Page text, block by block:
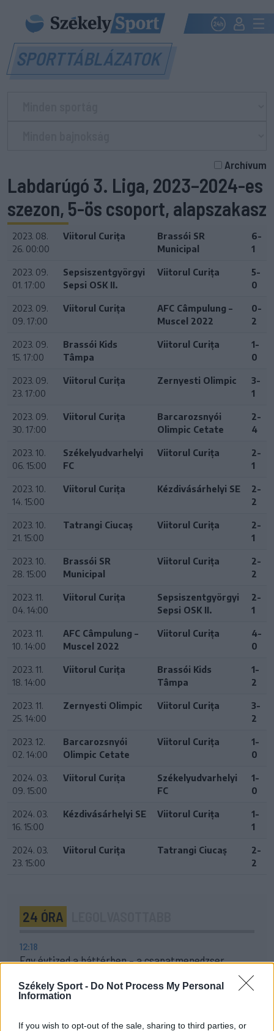
Székely Sport - Do Not Process My Personal
Information
If you wish to opt-out of the sale, sharing to third parties, or
SPORTTÁBLÁZATOK
Archívum
Labdarúgó 3. Liga, 2023–2024-es
szezon, 5-ös csoport, alapszakasz
2023. 08.
26. 00:00
Viitorul Curița
Brassói SR
Municipal
6-
1
2023. 09.
01. 17:00
Sepsiszentgyörgyi
Sepsi OSK II.
Viitorul Curița
5-
0
2023. 09.
09. 17:00
Viitorul Curița
AFC Câmpulung –
Muscel 2022
0-
2
2023. 09.
15. 17:00
Brassói Kids
Tâmpa
Viitorul Curița
1-
0
2023. 09.
23. 17:00
Viitorul Curița Zernyesti Olimpic
3-
1
2023. 09.
30. 17:00
Viitorul Curița
Barcarozsnyói
Olimpic Cetate
2-
4
2023. 10.
06. 15:00
Székelyudvarhelyi
FC
Viitorul Curița
2-
1
2023. 10.
14. 15:00
Viitorul Curița Kézdivásárhelyi SE
2-
2
2023. 10.
21. 15:00
Tatrangi Ciucaș Viitorul Curița
2-
1
2023. 10.
28. 15:00
Brassói SR
Municipal
Viitorul Curița
2-
2
2023. 11.
04. 14:00
Viitorul Curița
Sepsiszentgyörgyi
Sepsi OSK II.
2-
1
2023. 11.
10. 14:00
AFC Câmpulung –
Muscel 2022
Viitorul Curița
4-
0
2023. 11.
18. 14:00
Viitorul Curița
Brassói Kids
Tâmpa
1-
2
2023. 11.
25. 14:00
Zernyesti Olimpic Viitorul Curița
3-
2
2023. 12.
02. 14:00
Barcarozsnyói
Olimpic Cetate
Viitorul Curița
1-
0
2024. 03.
09. 15:00
Viitorul Curița
Székelyudvarhelyi
FC
1-
0
2024. 03.
16. 15:00
Kézdivásárhelyi SE Viitorul Curița
1-
1
2024. 03.
23. 15:00
Viitorul Curița Tatrangi Ciucaș
2-
2
24 ÓRA
12:18
Egy évtized a háttérben – a csapatmenedzser
10:33
egykori iskolája falát a bajnok kézilabdázó